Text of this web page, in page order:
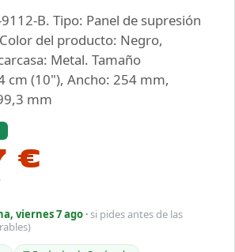
B. Tipo: Panel de supresión
del producto: Negro,
Metal. Tamaño
cm (10"), Ancho: 254 mm,
mm
€
viernes 7 ago ·si pides antes de las